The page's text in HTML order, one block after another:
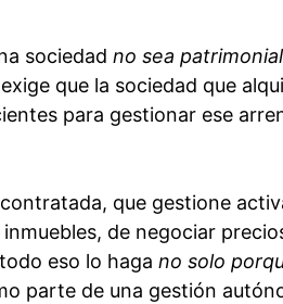
sociedad no sea patrimonial
que la sociedad que
para gestionar ese
que gestione
de negociar
eso lo haga no solo
parte de una gestión